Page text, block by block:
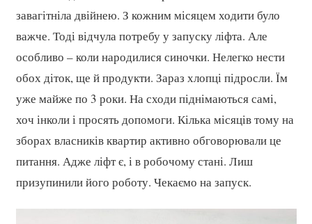
завагітніла двійнею. З кожним місяцем ходити було
важче. Тоді відчула потребу у запуску ліфта. Але
особливо – коли народилися синочки. Нелегко нести
обох діток, ще й продукти. Зараз хлопці підросли. Їм
уже майже по 3 роки. На сходи піднімаються самі,
хоч інколи і просять допомоги. Кілька місяців тому на
зборах власників квартир активно обговорювали це
питання. Адже ліфт є, і в робочому стані. Лиш
призупинили його роботу. Чекаємо на запуск.